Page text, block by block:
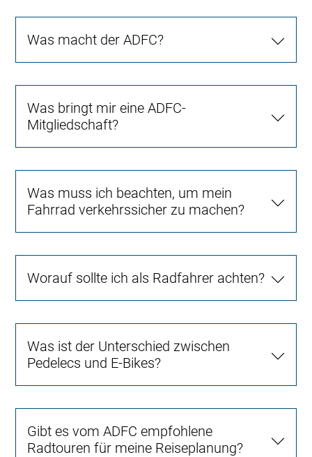
Was macht der ADFC?
Was bringt mir eine ADFC-
Mitgliedschaft?
Was muss ich beachten, um mein
Fahrrad verkehrssicher zu machen?
Worauf sollte ich als Radfahrer achten?
Was ist der Unterschied zwischen
Pedelecs und E-Bikes?
Gibt es vom ADFC empfohlene
Radtouren für meine Reiseplanung?